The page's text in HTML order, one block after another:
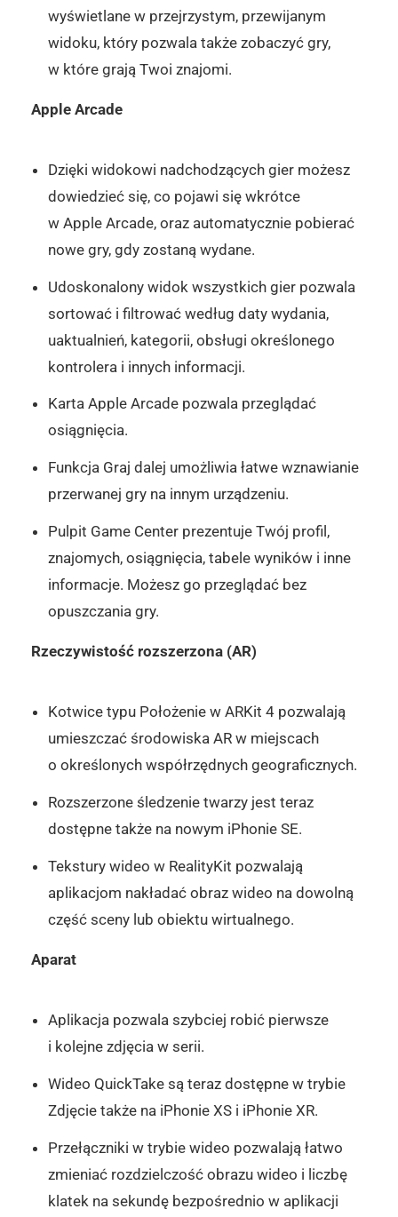
wyświetlane w przejrzystym, przewijanym
widoku, który pozwala także zobaczyć gry,
w które grają Twoi znajomi.
Apple Arcade
Dzięki widokowi nadchodzących gier możesz
dowiedzieć się, co pojawi się wkrótce
w Apple Arcade, oraz automatycznie pobierać
nowe gry, gdy zostaną wydane.
Udoskonalony widok wszystkich gier pozwala
sortować i filtrować według daty wydania,
uaktualnień, kategorii, obsługi określonego
kontrolera i innych informacji.
Karta Apple Arcade pozwala przeglądać
osiągnięcia.
Funkcja Graj dalej umożliwia łatwe wznawianie
przerwanej gry na innym urządzeniu.
Pulpit Game Center prezentuje Twój profil,
znajomych, osiągnięcia, tabele wyników i inne
informacje. Możesz go przeglądać bez
opuszczania gry.
Rzeczywistość rozszerzona (AR)
Kotwice typu Położenie w ARKit 4 pozwalają
umieszczać środowiska AR w miejscach
o określonych współrzędnych geograficznych.
Rozszerzone śledzenie twarzy jest teraz
dostępne także na nowym iPhonie SE.
Tekstury wideo w RealityKit pozwalają
aplikacjom nakładać obraz wideo na dowolną
część sceny lub obiektu wirtualnego.
Aparat
Aplikacja pozwala szybciej robić pierwsze
i kolejne zdjęcia w serii.
Wideo QuickTake są teraz dostępne w trybie
Zdjęcie także na iPhonie XS i iPhonie XR.
Przełączniki w trybie wideo pozwalają łatwo
zmieniać rozdzielczość obrazu wideo i liczbę
klatek na sekundę bezpośrednio w aplikacji